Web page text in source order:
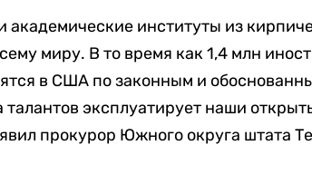
академические институты из
миру. В то время как 1,4 млн
в США по законным и
эксплуатирует наши
прокурор Южного округа штата